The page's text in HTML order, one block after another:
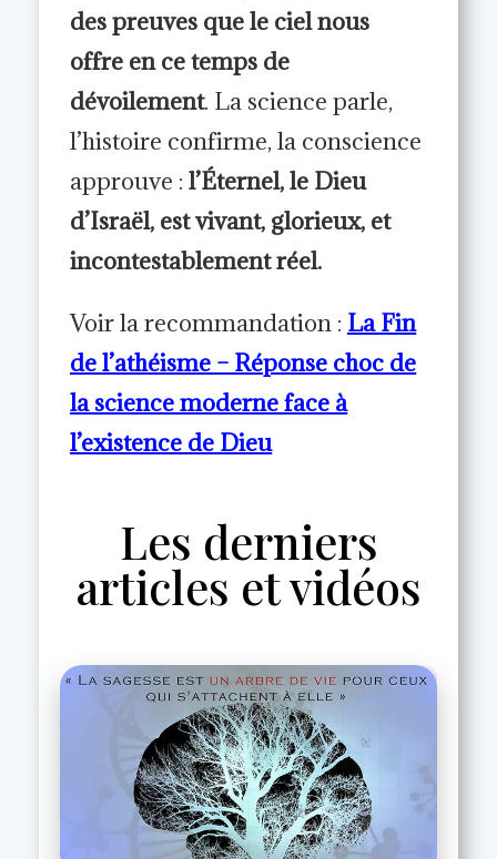
des preuves que le ciel nous
offre en ce temps de
dévoilement. La science parle,
l’histoire confirme, la conscience
approuve :l’Éternel, le Dieu
d’Israël, est vivant, glorieux, et
incontestablement réel.
Voir la recommandation : La Fin
de l’athéisme – Réponse choc de
la science moderne face à
l’existence de Dieu
Les derniers
articles et vidéos